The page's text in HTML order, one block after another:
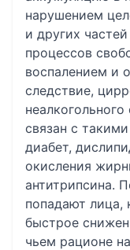
нарушением
и других
процессов
воспалением и
следствие,
связан с
диабет,
окисления
антитрипсина.
попадают лица,
быстрое
чьем рационе